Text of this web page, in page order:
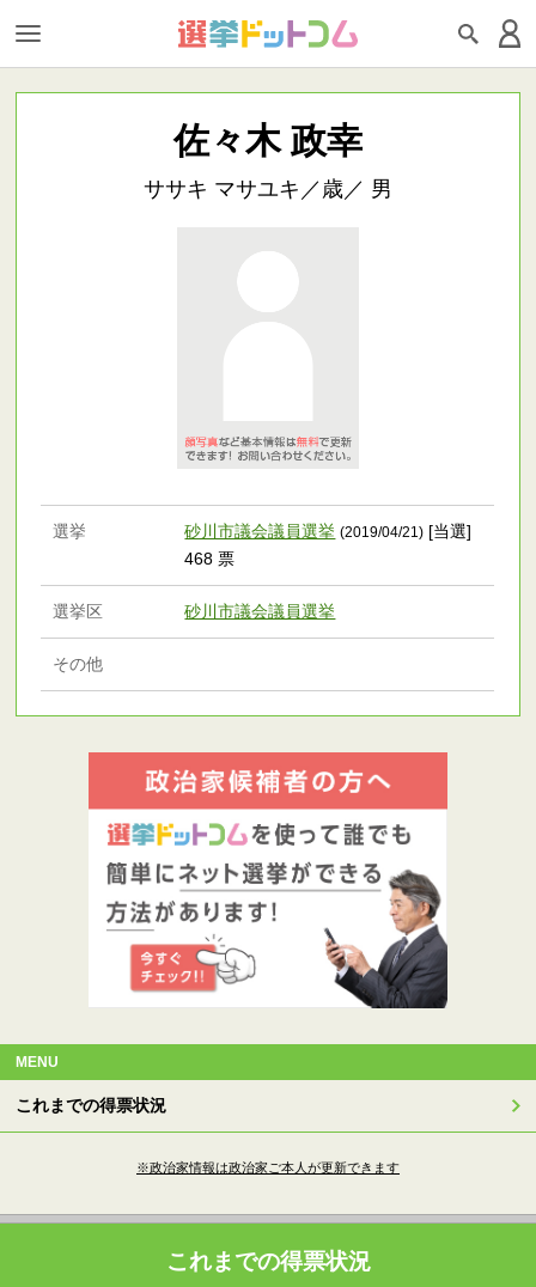
佐々木 政幸
ササキ マサユキ／歳／ 男
選挙 砂川市議会議員選挙 (2019/04/21) [当選]
468 票
選挙区 砂川市議会議員選挙
その他
MENU
これまでの得票状況
※政治家情報は政治家ご本人が更新できます
これまでの得票状況